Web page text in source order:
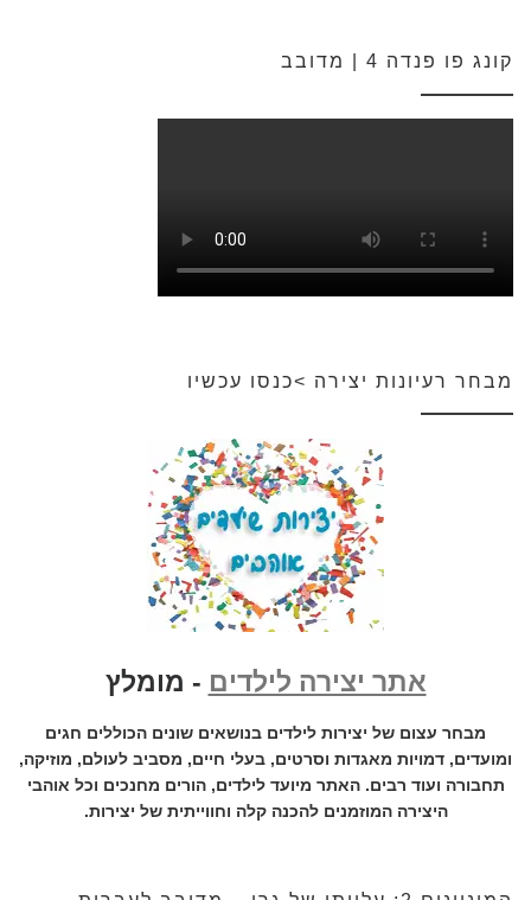
קונג פו פנדה 4 | מדובב
מבחר רעיונות יצירה >כנסו עכשיו
אתר יצירה לילדים - מומלץ
מבחר עצום של יצירות לילדים בנושאים שונים הכוללים חגים
ומועדים, דמויות מאגדות וסרטים, בעלי חיים, מסביב לעולם, מוזיקה,
תחבורה ועוד רבים. האתר מיועד לילדים, הורים מחנכים וכל אוהבי
היצירה המוזמנים להכנה קלה וחווייתית של יצירות.